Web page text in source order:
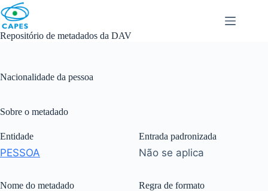
Skip
to
content
Repositório de metadados da DAV
Nacionalidade da pessoa
Sobre o metadado
Entidade
PESSOA
Nome do metadado
Entrada padronizada
Não se aplica
Regra de formato